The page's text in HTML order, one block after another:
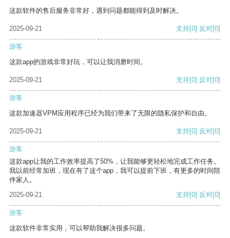
这款软件的售后服务非常好，遇到问题都能得到及时解决。
2025-09-21 支持[0] 反对[0]
游客
这款app的游戏非常好玩，可以让我消磨时间。
2025-09-21 支持[0] 反对[0]
游客
这款加速器VPM应用程序已经为我们带来了无限的隐私保护和自由。
2025-09-21 支持[0] 反对[0]
游客
这款app让我的工作效率提高了50%，让我能够更轻松地完成工作任务。
我以前经常加班，现在有了这个app，我可以提前下班，有更多的时间陪
伴家人。
2025-09-21
支持[0] 反对[0]
游客
这款软件非常实用，可以帮助我解决很多问题。